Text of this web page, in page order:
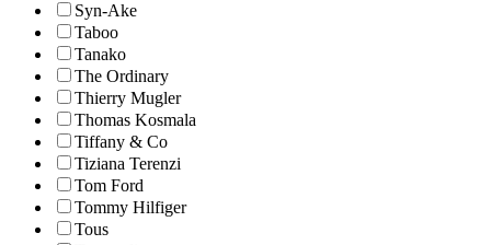
Syn-Ake
Taboo
Tanako
The Ordinary
Thierry Mugler
Thomas Kosmala
Tiffany & Co
Tiziana Terenzi
Tom Ford
Tommy Hilfiger
Tous